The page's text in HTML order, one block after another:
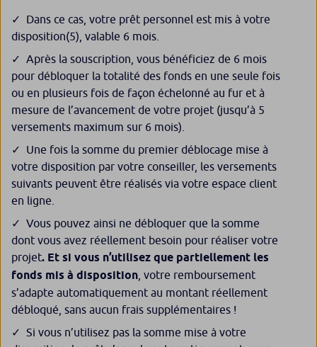
Dans ce cas, votre prêt personnel est mis à votre
disposition(5) , valable 6 mois.
Après la souscription, vous bénéficiez de 6 mois
pour débloquer la totalité des fonds en une seule fois
ou en plusieurs fois de façon échelonné au fur et à
mesure de l’avancement de votre projet (jusqu’à 5
versements maximum sur 6 mois).
Une fois la somme du premier déblocage mise à
votre disposition par votre conseiller, les versements
suivants peuvent être réalisés via votre espace client
en ligne.
Vous pouvez ainsi ne débloquer que la somme
dont vous avez réellement besoin pour réaliser votre
projet. Et si vous n’utilisez que partiellement les
fonds mis à disposition , votre remboursement
s’adapte automatiquement au montant réellement
débloqué, sans aucun frais supplémentaires !
Si vous n’utilisez pas la somme mise à votre